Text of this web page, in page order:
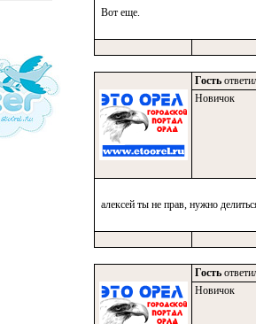
Вот еще.
Гость
Новичок
алексей ты не прав, нужно
Гость
Новичок